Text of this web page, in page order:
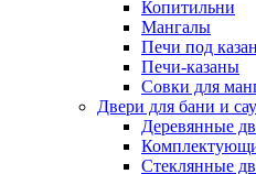
Копитильни
Мангалы
Печи под казан
Печи-казаны
Совки для
Двери для бани и
Деревянные
Стеклянные